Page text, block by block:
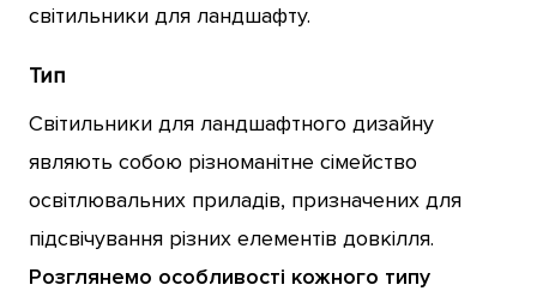
світильники для ландшафту.
Тип
Світильники для ландшафтного дизайну
являють собою різноманітне сімейство
освітлювальних приладів, призначених для
підсвічування різних елементів довкілля.
Розглянемо особливості кожного типу